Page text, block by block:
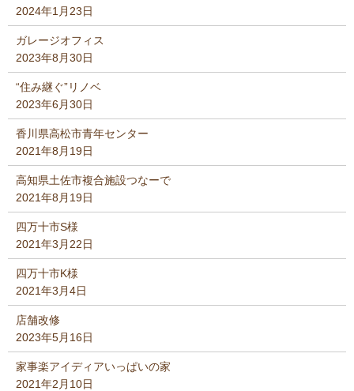
2024年1月23日
ガレージオフィス
2023年8月30日
“住み継ぐ”リノベ
2023年6月30日
香川県高松市青年センター
2021年8月19日
高知県土佐市複合施設つなーで
2021年8月19日
四万十市S様
2021年3月22日
四万十市K様
2021年3月4日
店舗改修
2023年5月16日
家事楽アイディアいっぱいの家
2021年2月10日